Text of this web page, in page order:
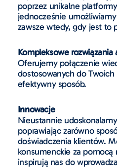
poprzez unikalne
jednocześnie
zawsze wtedy, gdy jest to
Kompleksowe rozwiązania
Oferujemy połączenie
dostosowanych do
efektywny sposób.
Innowacje
Nieustannie
poprawiając zarówno
doświadczenia klientów.
konsumenckie za pomocą
inspirują nas do